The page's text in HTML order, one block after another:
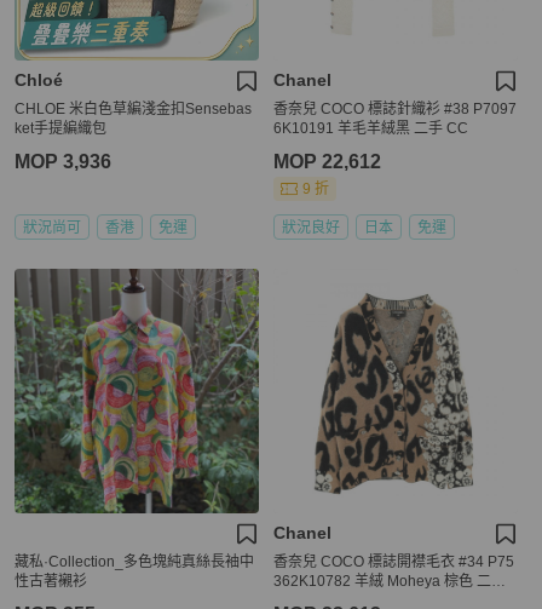
Chloé
CHLOE 米白色草編淺金扣Sensebas
ket手提編織包
MOP 3,936
狀況尚可 香港 免運
Chanel
香奈兒 COCO 標誌針織衫 #38 P7097
6K10191 羊毛羊絨黑 二手 CC
MOP 22,612
9 折
狀況良好 日本 免運
藏私·Collection_多色塊純真絲長袖中
性古著襯衫
Chanel
香奈兒 COCO 標誌開襟毛衣 #34 P75
362K10782 羊絨 Moheya 棕色 二手